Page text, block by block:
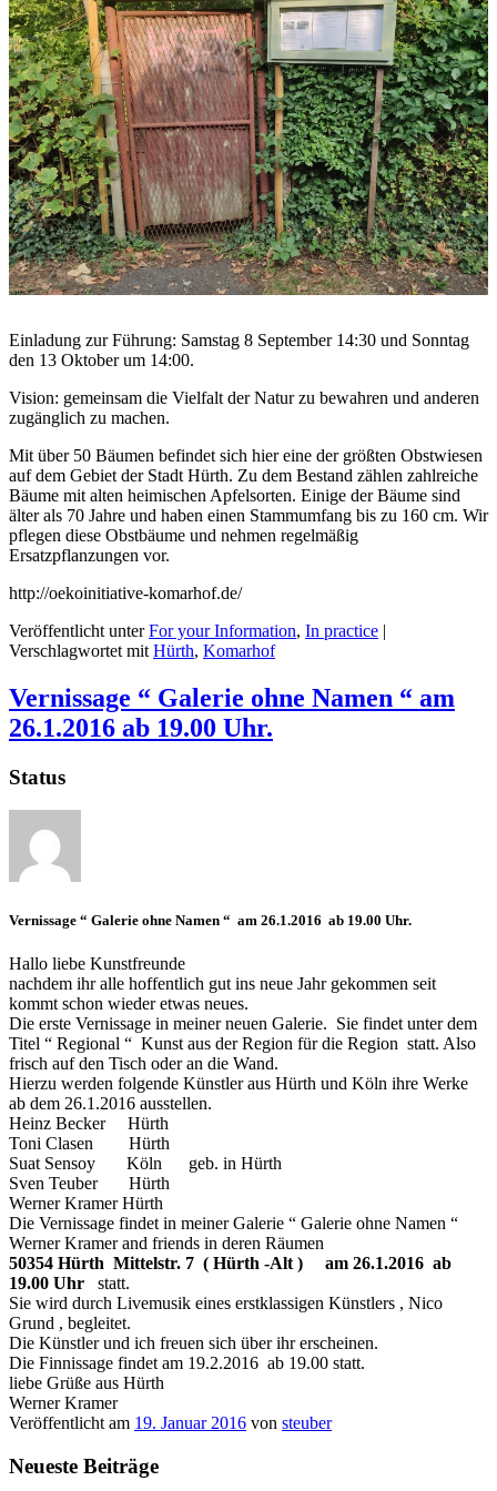
Einladung zur Führung: Samstag 8 September 14:30 und Sonntag
den 13 Oktober um 14:00.
Vision: gemeinsam die Vielfalt der Natur zu bewahren und anderen
zugänglich zu machen.
Mit über 50 Bäumen befindet sich hier eine der größten Obstwiesen
auf dem Gebiet der Stadt Hürth. Zu dem Bestand zählen zahlreiche
Bäume mit alten heimischen Apfelsorten. Einige der Bäume sind
älter als 70 Jahre und haben einen Stammumfang bis zu 160 cm. Wir
pflegen diese Obstbäume und nehmen regelmäßig
Ersatzpflanzungen vor.
http://oekoinitiative-komarhof.de/
Veröffentlicht unter For your Information, In practice |
Verschlagwortet mit Hürth, Komarhof
Vernissage “ Galerie ohne Namen “ am
26.1.2016 ab 19.00 Uhr.
Status
Vernissage “ Galerie ohne Namen “ am 26.1.2016 ab 19.00 Uhr.
Hallo liebe Kunstfreunde
nachdem ihr alle hoffentlich gut ins neue Jahr gekommen seit
kommt schon wieder etwas neues.
Die erste Vernissage in meiner neuen Galerie. Sie findet unter dem
Titel “ Regional “ Kunst aus der Region für die Region statt. Also
frisch auf den Tisch oder an die Wand.
Hierzu werden folgende Künstler aus Hürth und Köln ihre Werke
ab dem 26.1.2016 ausstellen.
Heinz Becker Hürth
Toni Clasen Hürth
Suat Sensoy Köln geb. in Hürth
Sven Teuber Hürth
Werner Kramer Hürth
Die Vernissage findet in meiner Galerie “ Galerie ohne Namen “
Werner Kramer and friends in deren Räumen
50354 Hürth Mittelstr. 7 ( Hürth -Alt ) am 26.1.2016 ab
19.00 Uhr statt.
Sie wird durch Livemusik eines erstklassigen Künstlers , Nico
Grund , begleitet.
Die Künstler und ich freuen sich über ihr erscheinen.
Die Finnissage findet am 19.2.2016 ab 19.00 statt.
liebe Grüße aus Hürth
Werner Kramer
Veröffentlicht am 19. Januar 2016 von steuber
Neueste Beiträge